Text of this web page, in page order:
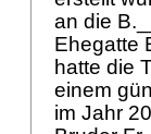
an die
Ehegatte
hatte die
einem
im Jahr